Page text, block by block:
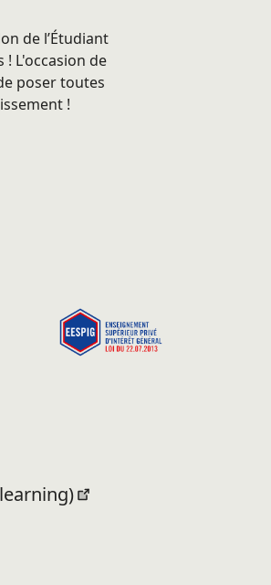
de l’Étudiant
! L'occasion de
poser toutes
!